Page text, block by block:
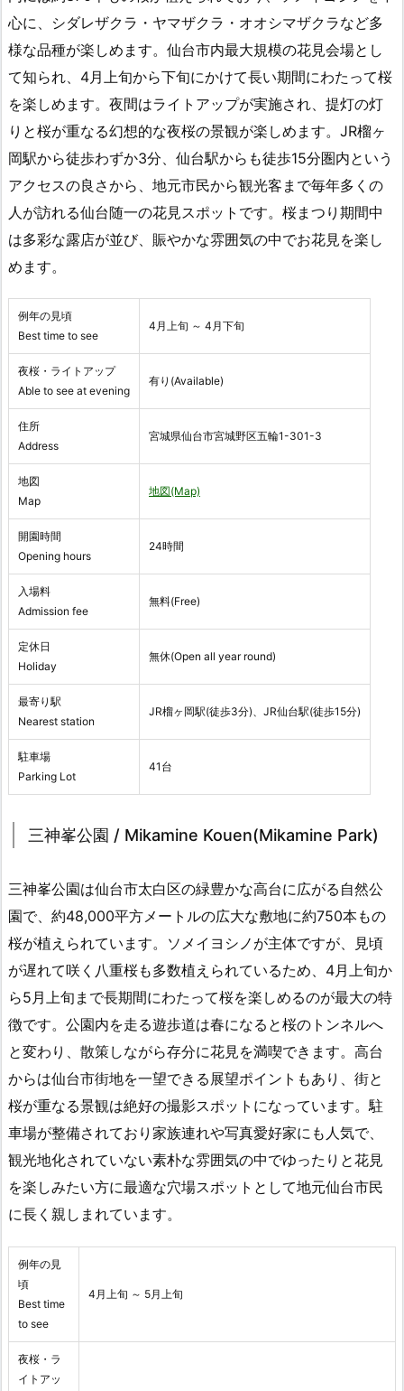
心に、シダレザクラ・ヤマザクラ・オオシマザクラなど多
様な品種が楽しめます。仙台市内最大規模の花見会場とし
て知られ、4月上旬から下旬にかけて長い期間にわたって桜
を楽しめます。夜間はライトアップが実施され、提灯の灯
りと桜が重なる幻想的な夜桜の景観が楽しめます。JR榴ヶ
岡駅から徒歩わずか3分、仙台駅からも徒歩15分圏内という
アクセスの良さから、地元市民から観光客まで毎年多くの
人が訪れる仙台随一の花見スポットです。桜まつり期間中
は多彩な露店が並び、賑やかな雰囲気の中でお花見を楽し
めます。
例年の見頃
Best time to see
4月上旬 ～ 4月下旬
夜桜・ライトアップ
Able to see at evening
有り(Available)
住所
Address
宮城県仙台市宮城野区五輪1-301-3
地図
Map
地図(Map)
開園時間
Opening hours
24時間
入場料
Admission fee
無料(Free)
定休日
Holiday
無休(Open all year round)
最寄り駅
Nearest station
JR榴ヶ岡駅(徒歩3分)、JR仙台駅(徒歩15分)
駐車場
Parking Lot
41台
三神峯公園 / Mikamine Kouen(Mikamine Park)
三神峯公園は仙台市太白区の緑豊かな高台に広がる自然公
園で、約48,000平方メートルの広大な敷地に約750本もの
桜が植えられています。ソメイヨシノが主体ですが、見頃
が遅れて咲く八重桜も多数植えられているため、4月上旬か
ら5月上旬まで長期間にわたって桜を楽しめるのが最大の特
徴です。公園内を走る遊歩道は春になると桜のトンネルへ
と変わり、散策しながら存分に花見を満喫できます。高台
からは仙台市街地を一望できる展望ポイントもあり、街と
桜が重なる景観は絶好の撮影スポットになっています。駐
車場が整備されており家族連れや写真愛好家にも人気で、
観光地化されていない素朴な雰囲気の中でゆったりと花見
を楽しみたい方に最適な穴場スポットとして地元仙台市民
に長く親しまれています。
例年の見
頃
Best time
to see
4月上旬 ～ 5月上旬
夜桜・ラ
イトアッ